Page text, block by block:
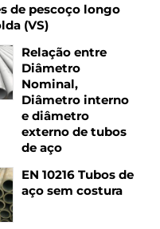
de pescoço longo
(VS)
Relação entre
Diâmetro
Nominal,
Diâmetro interno
e diâmetro
externo de tubos
de aço
EN 10216 Tubos de
aço sem costura